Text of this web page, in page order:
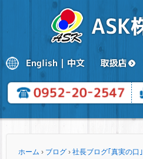
ホーム › ブログ › 社長ブログ｢真実の口｣